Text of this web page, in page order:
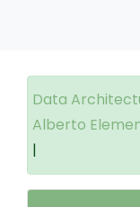
Data
Alberto
|